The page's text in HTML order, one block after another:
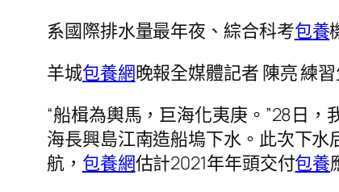
系國際排水量最年夜、綜合科考包養
羊城包養網晚報全媒體記者 陳亮 練
“船楫為輿馬，巨海化夷庚。”28日，
海長興島江南造船塢下水。此次下
航， 包養網估計2021年年頭交付包養